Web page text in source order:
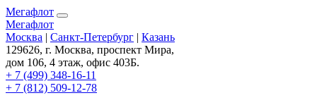
Мегафлот
Мегафлот
Москва | Санкт-Петербург | Казань
129626, г. Москва, проспект Мира,
дом 106, 4 этаж, офис 403Б.
+ 7 (499) 348-16-11
+ 7 (812) 509-12-78